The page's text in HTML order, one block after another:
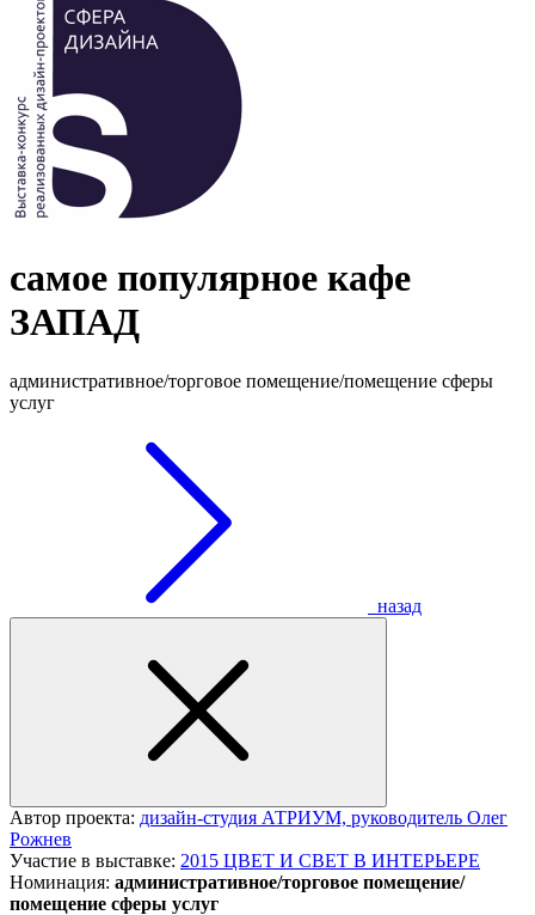
самое популярное кафе
ЗАПАД
административное/торговое помещение/помещение сферы
услуг
назад
Автор проекта: дизайн-студия АТРИУМ, руководитель Олег
Рожнев
Участие в выставке: 2015 ЦВЕТ И СВЕТ В ИНТЕРЬЕРЕ
Номинация: административное/торговое помещение/
помещение сферы услуг